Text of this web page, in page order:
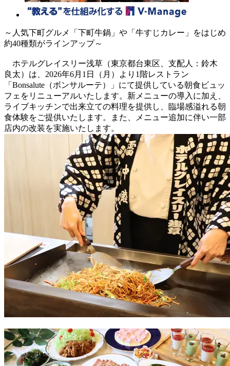
～人気下町グルメ「下町牛鍋」や「牛すじカレー」をはじめ
約40種類がラインアップ～
ホテルグレイスリー浅草（東京都台東区、支配人：鈴木
良太）は、2026年6月1日（月）より1階レストラン
「Bonsalute（ボンサルーテ）」にて提供している朝食ビュッ
フェをリニューアルいたします。新メニューの導入に加え、
ライブキッチンで出来立ての料理を提供し、臨場感溢れる朝
食体験をご提供いたします。また、メニュー追加に伴い一部
店内の改装を実施いたします。